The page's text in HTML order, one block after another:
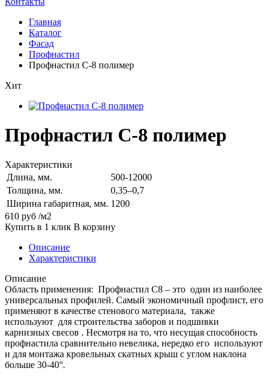
Главная
Каталог
Фасад
Профнастил
Профнастил С-8 полимер
Хит
Профнастил С-8 полимер
Характеристики
Длина, мм.
500-12000
Толщина, мм.
0,35–0,7
Ширина габаритная, мм. 1200
610 руб /м2
Купить в 1 клик В корзину
Описание
Характеристики
Описание
Область применения: Профнастил С8 – это один из наиболее
универсальных профилей. Самый экономичный профлист, его
применяют в качестве стенового материала, также
используют для строительства заборов и подшивки
карнизных свесов . Несмотря на то, что несущая способность
профнастила сравнительно невелика, нередко его используют
и для монтажа кровельных скатных крыш с углом наклона
больше 30-40°.